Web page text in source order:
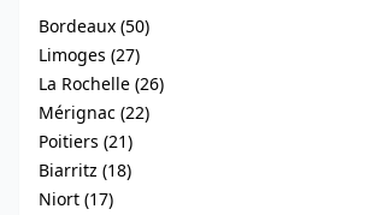
Bordeaux (50)
Limoges (27)
La Rochelle (26)
Mérignac (22)
Poitiers (21)
Biarritz (18)
Niort (17)